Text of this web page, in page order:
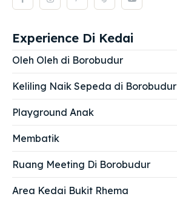
Experience Di Kedai
Oleh Oleh di Borobudur
Keliling Naik Sepeda di Borobudur
Playground Anak
Membatik
Ruang Meeting Di Borobudur
Area Kedai Bukit Rhema